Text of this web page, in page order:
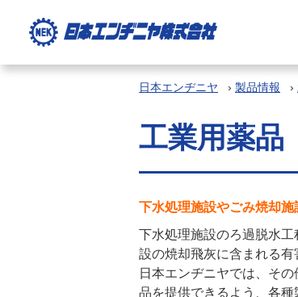
日本エンヂニヤ › 製品情報 ›
工業用薬品
下水処理施設やごみ焼却施
下水処理施設のろ過脱水
設の焼却飛灰に含まれる有
日本エンヂニヤでは、そ
品を提供できるよう、各種